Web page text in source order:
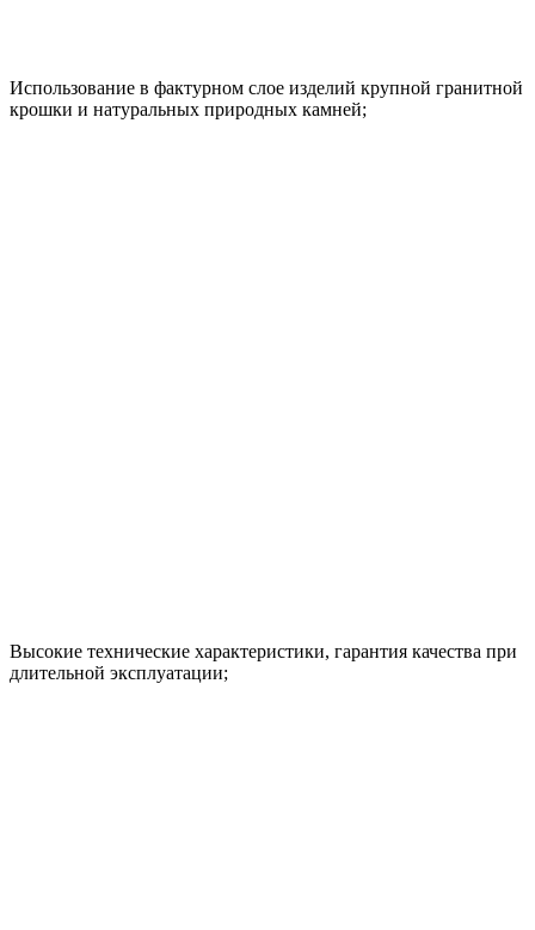
Использование в фактурном слое изделий крупной гранитной
крошки и натуральных природных камней;
Высокие технические характеристики, гарантия качества при
длительной эксплуатации;